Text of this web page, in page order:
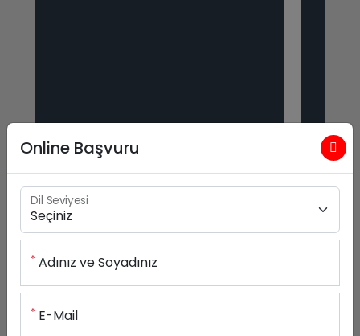
Online Başvuru
Dil Seviyesi
* Adınız ve Soyadınız
* E-Mail